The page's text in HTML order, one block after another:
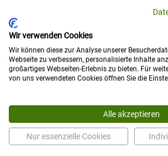
Einfache Höhenverstellung
Der Stuhl ist mit einem intuitiven
ausgestattet, das es den Benutzern
Sitzhöhe im Handumdrehen einzustellen.
Ob im Büro, im Homeoffice oder im
Arbeitsstuhl von Naggura ist die ideale
auf Komfort und Design legt.
Wir verwenden Cookies
Wir können diese zur Analyse unserer
Webseite zu verbessern, personalisierte Inhalte
großartiges Webseiten-Erlebnis zu bieten. Für
von uns verwendeten Cookies öffnen Sie die
Alle akzeptieren
Nur essenzielle Cookies